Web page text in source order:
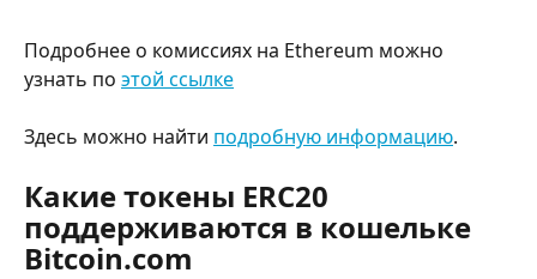
Подробнее о комиссиях на Ethereum можно
узнать по этой ссылке
Здесь можно найти подробную информацию.
Какие токены ERC20
поддерживаются в кошельке
Bitcoin.com